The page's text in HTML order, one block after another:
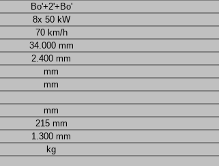
Bo'+2'+Bo'
8x 50 kW
70 km/h
34.000 mm
2.400 mm
mm
mm
mm
215 mm
1.300 mm
kg